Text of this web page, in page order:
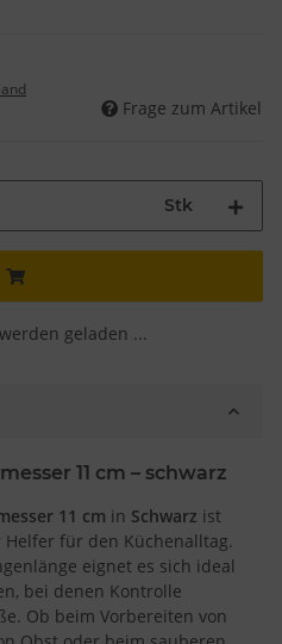
Frage zum Artikel
Stk
geladen ...
11 cm – schwarz
11 cm in Schwarz ist
für den Küchenalltag.
eignet es sich ideal
bei denen Kontrolle
Ob beim Vorbereiten von